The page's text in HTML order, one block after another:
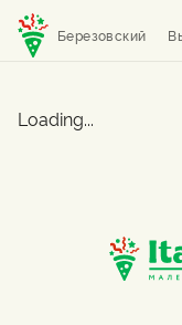
Березовский
Loading...